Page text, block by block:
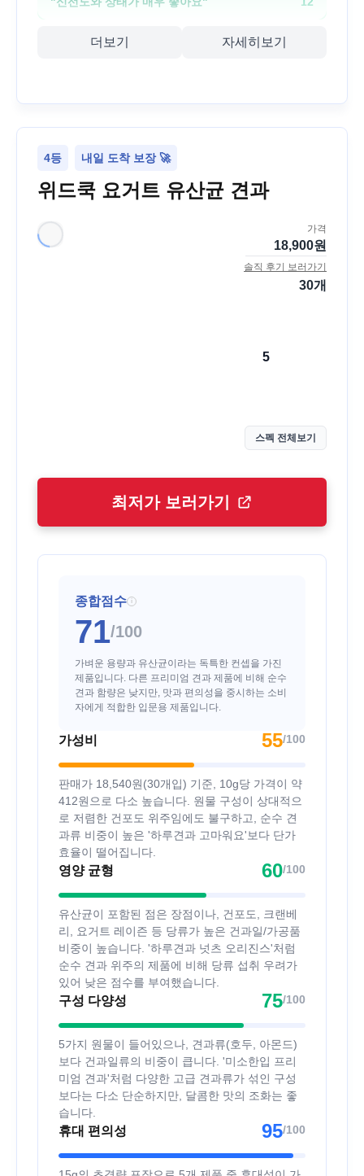
더보기 자세히보기
4등 내일 도착 보장 🚀
위드쿡 요거트 유산균 견과
가격
18,900원
솔직 후기 보러가기
30개
5
스펙 전체보기
최저가 보러가기
종합점수 i
71/100
가벼운 용량과 유산균이라는 독특한 컨셉을 가진
제품입니다. 다른 프리미엄 견과 제품에 비해 순수
견과 함량은 낮지만, 맛과 편의성을 중시하는 소비
자에게 적합한 입문용 제품입니다.
가성비 55/100
판매가 18,540원(30개입) 기준, 10g당 가격이 약
412원으로 다소 높습니다. 원물 구성이 상대적으
로 저렴한 건포도 위주임에도 불구하고, 순수 견
과류 비중이 높은 '하루견과 고마워요'보다 단가
효율이 떨어집니다.
영양 균형 60/100
유산균이 포함된 점은 장점이나, 건포도, 크랜베
리, 요거트 레이즌 등 당류가 높은 건과일/가공품
비중이 높습니다. '하루견과 넛츠 오리진스'처럼
순수 견과 위주의 제품에 비해 당류 섭취 우려가
있어 낮은 점수를 부여했습니다.
구성 다양성 75/100
5가지 원물이 들어있으나, 견과류(호두, 아몬드)
보다 건과일류의 비중이 큽니다. '미소한입 프리
미엄 견과'처럼 다양한 고급 견과류가 섞인 구성
보다는 다소 단순하지만, 달콤한 맛의 조화는 좋
습니다.
휴대 편의성 95/100